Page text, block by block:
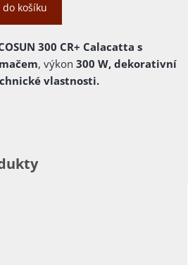
košíku
300 CR+ Calacatta s
, výkon 300 W, dekorativní
vlastnosti.